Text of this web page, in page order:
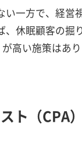
い一方で、経営
、休眠顧客の掘
高い施策はあり
ト（CPA